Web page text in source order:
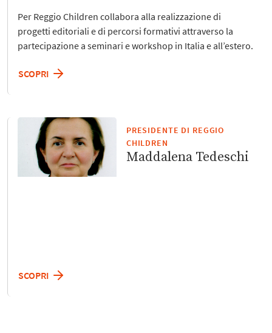
PRESIDENTE DI REGGIO
CHILDREN
Maddalena Tedeschi
SCOPRI
Per Reggio Children collabora alla realizzazione di
progetti editoriali e di percorsi formativi attraverso la
partecipazione a seminari e workshop in Italia e all’estero.
SCOPRI